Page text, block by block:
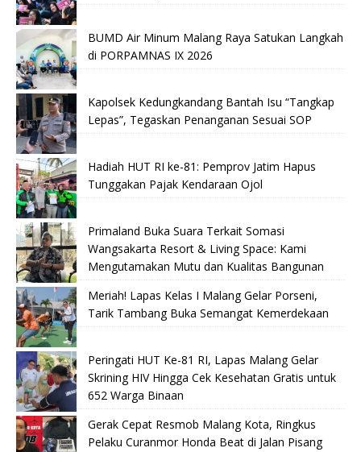
BUMD Air Minum Malang Raya Satukan Langkah
di PORPAMNAS IX 2026
Kapolsek Kedungkandang Bantah Isu “Tangkap
Lepas”, Tegaskan Penanganan Sesuai SOP
Hadiah HUT RI ke-81: Pemprov Jatim Hapus
Tunggakan Pajak Kendaraan Ojol
Primaland Buka Suara Terkait Somasi
Wangsakarta Resort & Living Space: Kami
Mengutamakan Mutu dan Kualitas Bangunan
Meriah! Lapas Kelas I Malang Gelar Porseni,
Tarik Tambang Buka Semangat Kemerdekaan
Peringati HUT Ke-81 RI, Lapas Malang Gelar
Skrining HIV Hingga Cek Kesehatan Gratis untuk
652 Warga Binaan
Gerak Cepat Resmob Malang Kota, Ringkus
Pelaku Curanmor Honda Beat di Jalan Pisang